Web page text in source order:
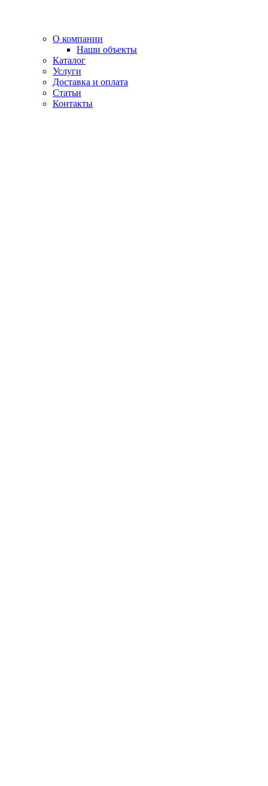
О компании
Наши объекты
Каталог
Услуги
Доставка и оплата
Статьи
Контакты